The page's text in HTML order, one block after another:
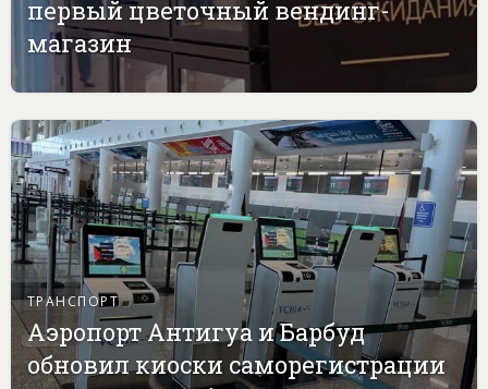
первый цветочный вендинг-
магазин
ТРАНСПОРТ
Аэропорт Антигуа и Барбуд
обновил киоски саморегистрации